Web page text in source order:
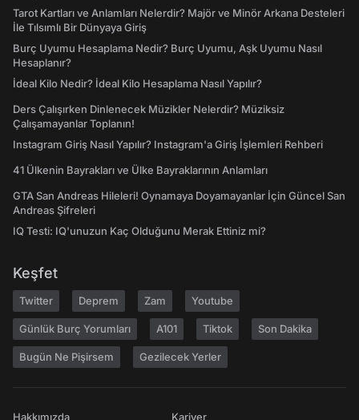
Tarot Kartları ve Anlamları Nelerdir? Majör ve Minör Arkana Desteleri
İle Tılsımlı Bir Dünyaya Giriş
Burç Uyumu Hesaplama Nedir? Burç Uyumu, Aşk Uyumu Nasıl
Hesaplanır?
İdeal Kilo Nedir? İdeal Kilo Hesaplama Nasıl Yapılır?
Ders Çalışırken Dinlenecek Müzikler Nelerdir? Müziksiz
Çalışamayanlar Toplanın!
Instagram Giriş Nasıl Yapılır? Instagram'a Giriş İşlemleri Rehberi
41 Ülkenin Bayrakları ve Ülke Bayraklarının Anlamları
GTA San Andreas Hileleri! Oynamaya Doyamayanlar İçin Güncel San
Andreas Şifreleri
IQ Testi: IQ'unuzun Kaç Olduğunu Merak Ettiniz mi?
Keşfet
Twitter Deprem Zam Youtube
Günlük Burç Yorumları A101 Tiktok Son Dakika
Bugün Ne Pişirsem Gezilecek Yerler
Hakkımızda
Kariyer